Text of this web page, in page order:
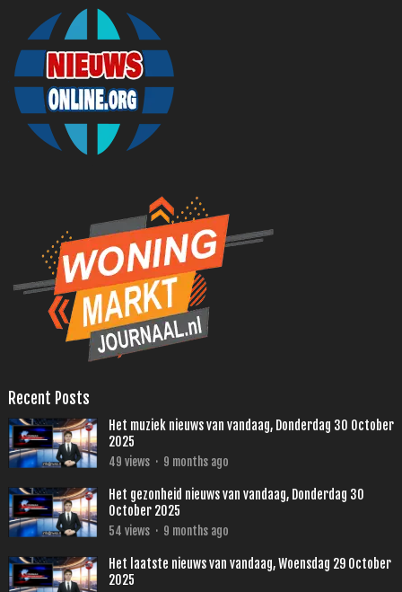
Recent Posts
Het muziek nieuws van vandaag, Donderdag 30 October
2025
49 views · 9 months ago
Het gezonheid nieuws van vandaag, Donderdag 30
October 2025
54 views · 9 months ago
Het laatste nieuws van vandaag, Woensdag 29 October
2025